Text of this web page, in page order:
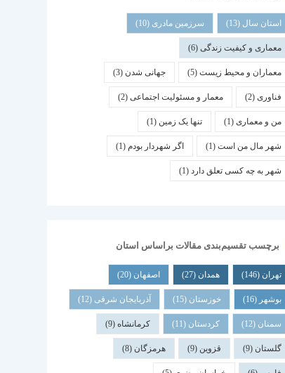
استان سال (13) سرزمین مادری (10)
معماری و کیفیت زندگی(6)
معماران و محیط زیست(5) جهانی شدن (3)
فناوری(2) معمار و مسئولیت اجتماعی(2)
من و معماری(1) تنها یک زمین (1)
شهر مال من است(1) اگر شهردار بودم (1)
شهر به چه کسی تعلق دارد(1)
برچسب تقسیم‌بندی مقالات براساس استان
تهران (146) همدان (27) اصفهان (20)
بوشهر (16) خوزستان (15) آذربایجان شرقی (12)
سمنان (12) کردستان (11) کرمانشاه(9)
گلستان (9) قزوین (9) هرمزگان (8)